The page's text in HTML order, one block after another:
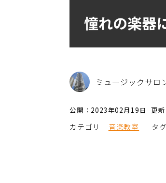
憧れの楽器
ミュージックサロ
公開：2023年02月19日 更
カテゴリ 音楽教室 タグ